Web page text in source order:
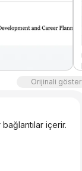
Orijinali göster
içerir.